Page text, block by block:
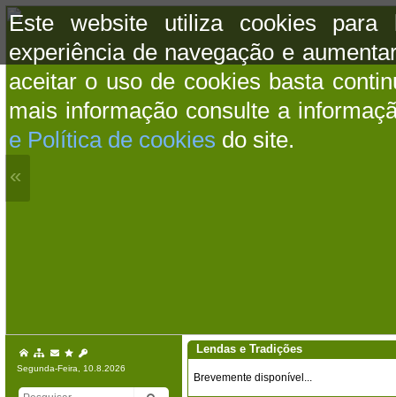
Este website utiliza cookies para
experiência de navegação e
aceitar o uso de cookies basta
mais informação consulte a
e Política de cookies do site.
«
Segunda-Feira, 10.8.2026
Lendas e Tradições
Brevemente disponível...